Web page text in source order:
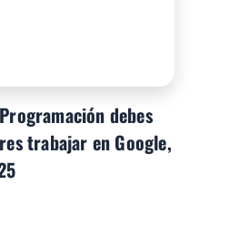
debes
trabajar en Google,